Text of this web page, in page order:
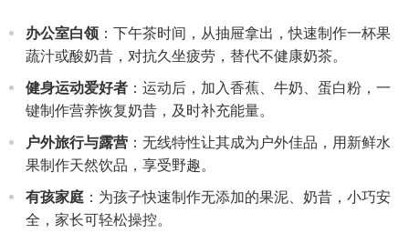
办公室白领 ：下午茶时间，从抽屉拿出，快速制作一杯果
蔬汁或酸奶昔，对抗久坐疲劳，替代不健康奶茶。
健身运动爱好者 ：运动后，加入香蕉、牛奶、蛋白粉，一
键制作营养恢复奶昔，及时补充能量。
户外旅行与露营 ：无线特性让其成为户外佳品，用新鲜水
果制作天然饮品，享受野趣。
有孩家庭 ：为孩子快速制作无添加的果泥、奶昔，小巧安
全，家长可轻松操控。